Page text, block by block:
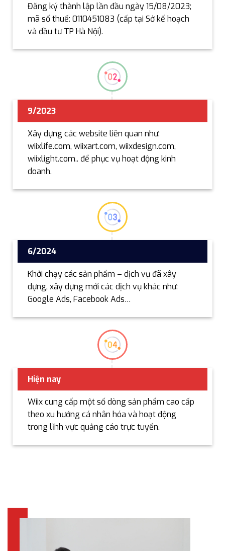
Đăng ký thành lập lần đầu ngày 15/08/2023;
mã số thuế: 0110451083 (cấp tại Sở kế hoạch
và đầu tư TP Hà Nội).
9/2023
Xây dựng các website liên quan như:
wiixlife.com, wiixart.com, wiixdesign.com,
wiixlight.com.. để phục vụ hoạt động kinh
doanh.
6/2024
Khởi chạy các sản phẩm – dịch vụ đã xây
dựng, xây dựng mới các dịch vụ khác như:
Google Ads, Facebook Ads…
Hiện nay
Wiix cung cấp một số dòng sản phẩm cao cấp
theo xu hướng cá nhân hóa và hoạt động
trong lĩnh vực quảng cáo trực tuyến.